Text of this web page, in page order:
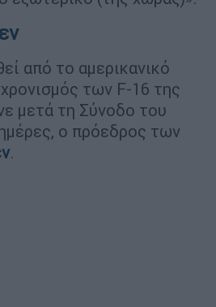
από το αμερικανικό
των F-16 της
μετά τη Σύνοδο του
ημέρες, ο πρόεδρος των
.